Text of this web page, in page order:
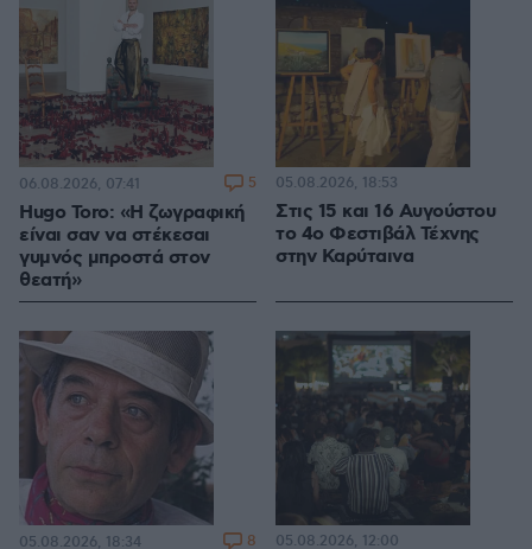
Hugo Toro: «Η ζωγραφική
είναι σαν να στέκεσαι
γυμνός μπροστά στον
θεατή»
06.08.2026, 07:41 5
Στις 15 και 16 Αυγούστου
το 4ο Φεστιβάλ Τέχνης
στην Καρύταινα
05.08.2026, 18:53
05.08.2026, 18:34 8 05.08.2026, 12:00